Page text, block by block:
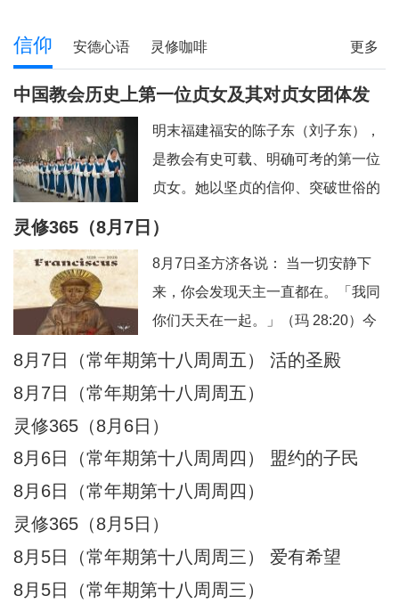
更多
信仰 安德心语 灵修咖啡
圣方济各的足迹 记忆之窗 解读人生
信仰分享
青年之友
青葱岁月 信仰见证
中国教会历史上第一位贞女及其对贞女团体发
展的深远影响
明末福建福安的陈子东（刘子东），
是教会有史可载、明确可考的第一位
贞女。她以坚贞的信仰、突破世俗的
花”。其个人圣德与榜样力量，直接催
生、推动、规范了我国本土贞女群体
数百年的发展脉络。一、中华首位贞
女：陈子东完整生平陈子东（1627—
1665），
灵修365（8月7日）
8月7日圣方济各说： 当一切安静下
来，你会发现天主一直都在。「我同
你们天天在一起。」（玛 28:20）今
日行动：安息在这份临在中。祈祷：
方济各说：当灵魂不再抓紧自己，天
主便成了她唯一的依靠。「把你的一
切挂虑都托给他，因为他必眷顾你
们。」（伯前 5:7）今日行动：把一
件放心不下的事，
8月7日（常年期第十八周周五） 活的圣殿
8月7日（常年期第十八周周五）
灵修365（8月6日）
8月6日（常年期第十八周周四） 盟约的子民
8月6日（常年期第十八周周四）
灵修365（8月5日）
8月5日（常年期第十八周周三） 爱有希望
8月5日（常年期第十八周周三）